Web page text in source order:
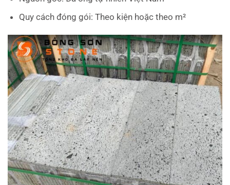
Quy cách đóng gói: Theo kiện hoặc theo m²